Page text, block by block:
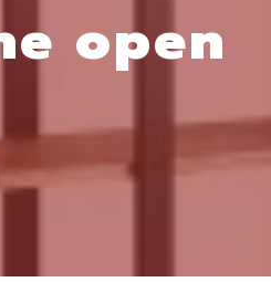
open